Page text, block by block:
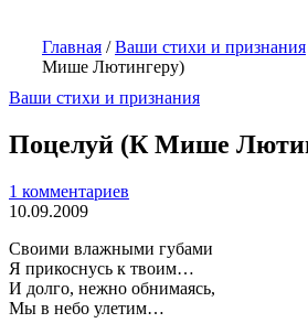
Главная /Ваши стихи и признания
Мише Лютингеру)
Ваши стихи и признания
Поцелуй (К Мише
1 комментариев
10.09.2009
Своими влажными губами
Я прикоснусь к твоим…
И долго, нежно обнимаясь,
Мы в небо улетим…